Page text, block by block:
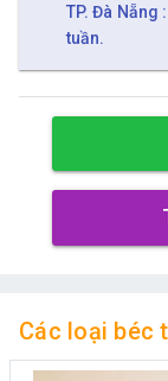
TP. Đà Nẵng
tuần.
Các loại béc